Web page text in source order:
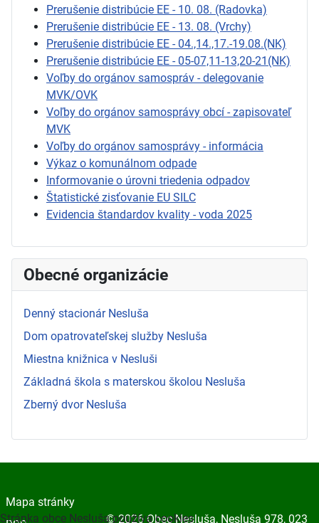
Prerušenie distribúcie EE - 10. 08. (Radovka)
Prerušenie distribúcie EE - 13. 08. (Vrchy)
Prerušenie distribúcie EE - 04.,14.,17.-19.08.(NK)
Prerušenie distribúcie EE - 05-07,11-13,20-21(NK)
Voľby do orgánov samospráv - delegovanie
MVK/OVK
Voľby do orgánov samosprávy obcí - zapisovateľ
MVK
Voľby do orgánov samosprávy - informácia
Výkaz o komunálnom odpade
Informovanie o úrovni triedenia odpadov
Štatistické zisťovanie EU SILC
Evidencia štandardov kvality - voda 2025
Obecné organizácie
Denný stacionár Nesluša
Dom opatrovateľskej služby Nesluša
Miestna knižnica v Nesluši
Základná škola s materskou školou Nesluša
Zberný dvor Nesluša
Mapa stránky
© 2026 Obec Nesluša, Nesluša 978, 023
Stránka obce Nesluša používa cookies